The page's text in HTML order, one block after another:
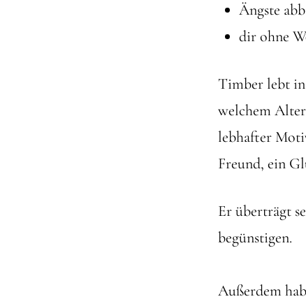
Ängste
dir ohne
Timber lebt in
welchem
lebhafter
Freund, ein
Er überträgt
begünstigen.
Außerdem